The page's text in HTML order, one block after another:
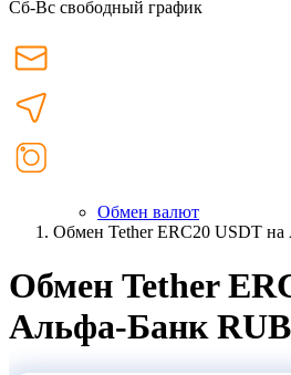
Сб-Вс свободный график
Обмен валют
Обмен Tether ERC20 USDT
Обмен Tether
Альфа-Банк RUB